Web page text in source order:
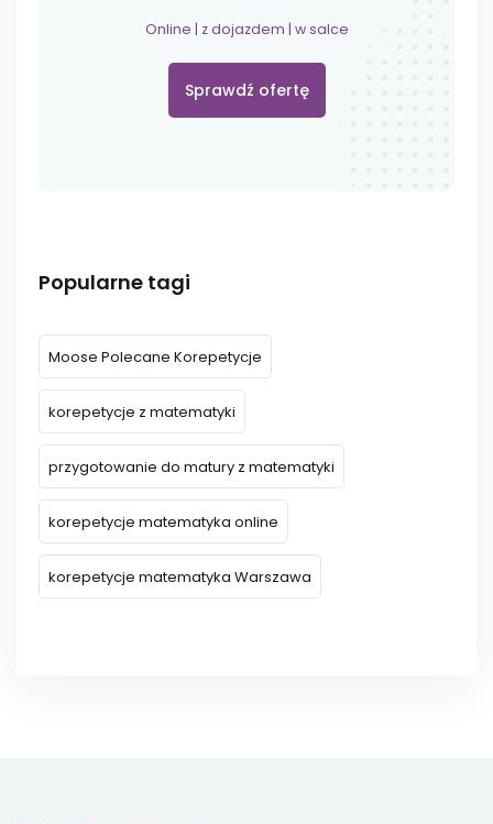
Online | z dojazdem | w salce
Sprawdź ofertę
Popularne tagi
Moose Polecane Korepetycje
korepetycje z matematyki
przygotowanie do matury z matematyki
korepetycje matematyka online
korepetycje matematyka Warszawa